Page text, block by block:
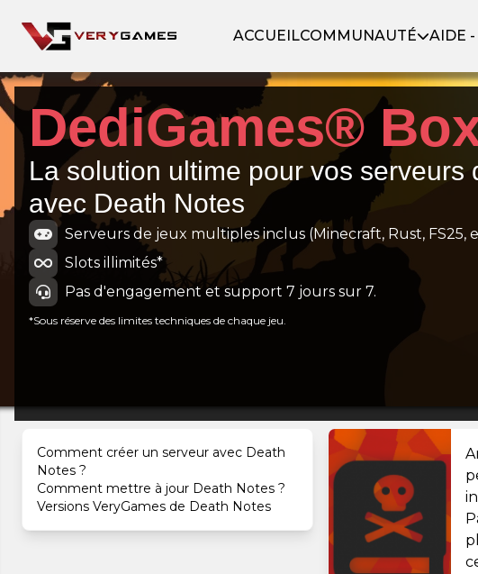
ACCUEILCOMMUNAUTÉ AIDE
DediGames®
La solution ultime pour vos serveurs
avec Death Notes
Serveurs de jeux multiples inclus (Minecraft, Rust, FS25,
Slots illimités*
Pas d'engagement et support 7 jours sur 7.
*Sous réserve des limites techniques de chaque jeu.
Comment créer un serveur avec Death
Notes ?
Comment mettre à jour Death Notes ?
Versions VeryGames de Death Notes